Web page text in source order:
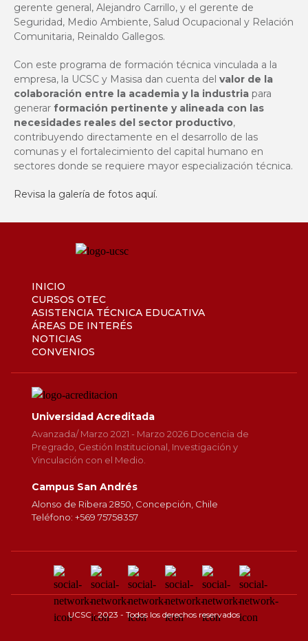
gerente general, Alejandro Carrillo, y el gerente de
Seguridad, Medio Ambiente, Salud Ocupacional y Relación
Comunitaria, Reinaldo Gallegos.
Con este programa de formación técnica vinculada a la
empresa, la UCSC y Masisa dan cuenta del valor de la
colaboración entre la academia y la industria para
generar formación pertinente y alineada con las
necesidades reales del sector productivo,
contribuyendo directamente en el desarrollo de las
comunas y el fortalecimiento del capital humano en
sectores donde se requiere mayor especialización técnica.
Revisa la galería de fotos aquí.
INICIO
CURSOS OTEC
ASISTENCIA TÉCNICA EDUCATIVA
ÁREAS DE INTERÉS
NOTICIAS
CONVENIOS
Universidad Acreditada
Avanzada/ Marzo 2021 - Marzo 2026 Docencia de
Pregrado, Gestión Institucional, Investigación y
Vinculación con el Medio.
Campus San Andrés
Alonso de Ribera 2850, Concepción, Chile
Teléfono: +569 75758357
UCSC · 2023 - Todos los derechos reservados